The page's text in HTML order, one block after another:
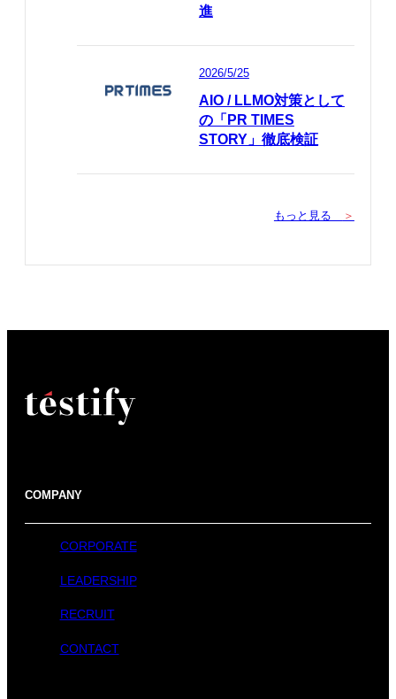
進
2026/5/25
AIO / LLMO対策として
の「PR TIMES
STORY」徹底検証
もっと見る ＞
COMPANY
CORPORATE
LEADERSHIP
RECRUIT
CONTACT